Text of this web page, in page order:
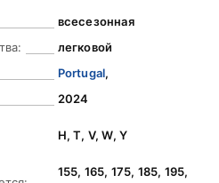
всесезонная
легковой
Portugal,
2024
H, T, V, W, Y
155, 165, 175, 185, 195,